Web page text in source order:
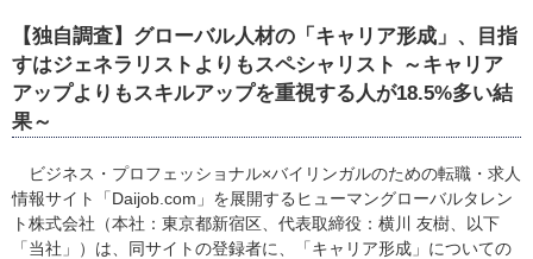
【独自調査】グローバル人材の「キャリア形成」、目指
すはジェネラリストよりもスペシャリスト ～キャリア
アップよりもスキルアップを重視する人が18.5%多い結
果～
ビジネス・プロフェッショナル×バイリンガルのための転職・求人
情報サイト「Daijob.com」を展開するヒューマングローバルタレン
ト株式会社（本社：東京都新宿区、代表取締役：横川 友樹、以下
「当社」）は、同サイトの登録者に、「キャリア形成」についての